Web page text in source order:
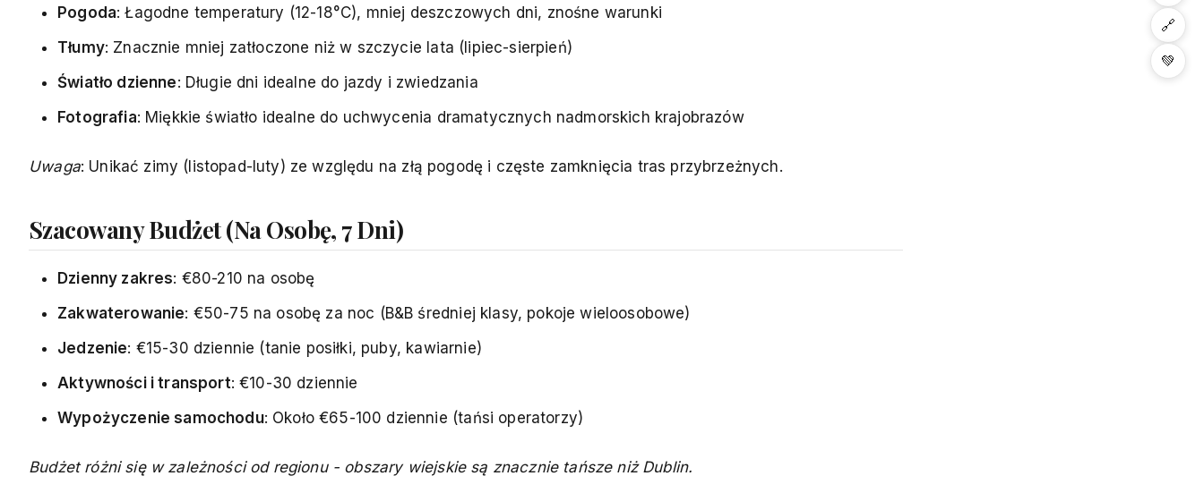
Pogoda: Łagodne temperatury (12-18°C), mniej deszczowych dni, znośne warunki
Tłumy: Znacznie mniej zatłoczone niż w szczycie lata (lipiec-sierpień)
Światło dzienne: Długie dni idealne do jazdy i zwiedzania
Fotografia: Miękkie światło idealne do uchwycenia dramatycznych nadmorskich krajobrazów
Uwaga: Unikać zimy (listopad-luty) ze względu na złą pogodę i częste zamknięcia tras przybrzeżnych.
Szacowany Budżet (Na Osobę, 7 Dni)
Dzienny zakres: €80-210 na osobę
Zakwaterowanie: €50-75 na osobę za noc (B&B średniej klasy, pokoje wieloosobowe)
Jedzenie: €15-30 dziennie (tanie posiłki, puby, kawiarnie)
Aktywności i transport: €10-30 dziennie
Wypożyczenie samochodu: Około €65-100 dziennie (tańsi operatorzy)
Budżet różni się w zależności od regionu - obszary wiejskie są znacznie tańsze niż Dublin.
🔗
💚